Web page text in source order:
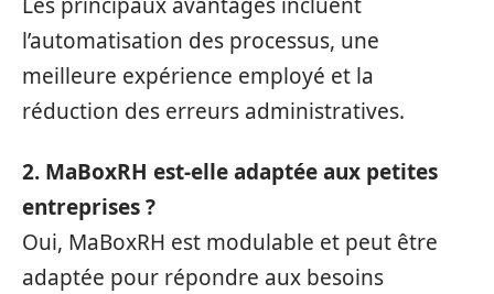
Les principaux avantages incluent
l’automatisation des processus, une
meilleure expérience employé et la
réduction des erreurs administratives.
2. MaBoxRH est-elle adaptée aux petites
entreprises ?
Oui, MaBoxRH est modulable et peut être
adaptée pour répondre aux besoins